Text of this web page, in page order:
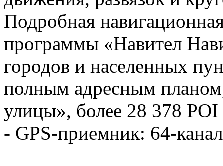
Подробная
программы «Навител
городов и населенных
полным адресным
улицы», более 28 378
- GPS-приемник: 64-